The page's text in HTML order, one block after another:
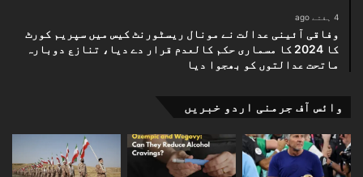
4 ہفتے ago
وفاقی آئینی عدالت نے مونال ریسٹورنٹ کیس میں سپریم کورٹ
کا 2024 کا مسماری حکم کالعدم قرار دے دیا، تنازع دوبارہ
ماتحت عدالتوں کو بھجوا دیا
وائس آف جرمنی اردو خبریں